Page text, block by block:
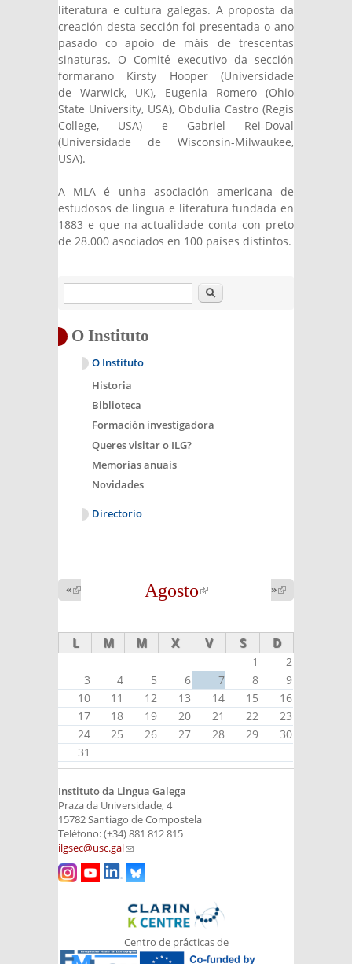
literatura e cultura galegas. A proposta da
creación desta sección foi presentada o ano
pasado co apoio de máis de trescentas
sinaturas. O Comité executivo da sección
formarano Kirsty Hooper (Universidade
de Warwick, UK), Eugenia Romero (Ohio
State University, USA), Obdulia Castro (Regis
College, USA) e Gabriel Rei-Doval
(Universidade de Wisconsin-Milwaukee,
USA).
A MLA é unha asociación americana de
estudosos de lingua e literatura fundada en
1883 e que na actualidade conta con preto
de 28.000 asociados en 100 países distintos.
Buscar
O Instituto
O Instituto
Historia
Biblioteca
Formación investigadora
Queres visitar o ILG?
Memorias anuais
Novidades
Directorio
Agosto
(link is
«
external)
»
external)
L M M X V S D
1
2
3
4 5 6 7 8
9
10
11 12 13 14 15
16
17
18 19 20 21 22
23
24
25 26 27 28 29
30
31
Instituto da Lingua Galega
Praza da Universidade, 4
15782 Santiago de Compostela
Teléfono: (+34) 881 812 815
ilgsec@usc.gal(link sends e-mail)
Centro de prácticas de